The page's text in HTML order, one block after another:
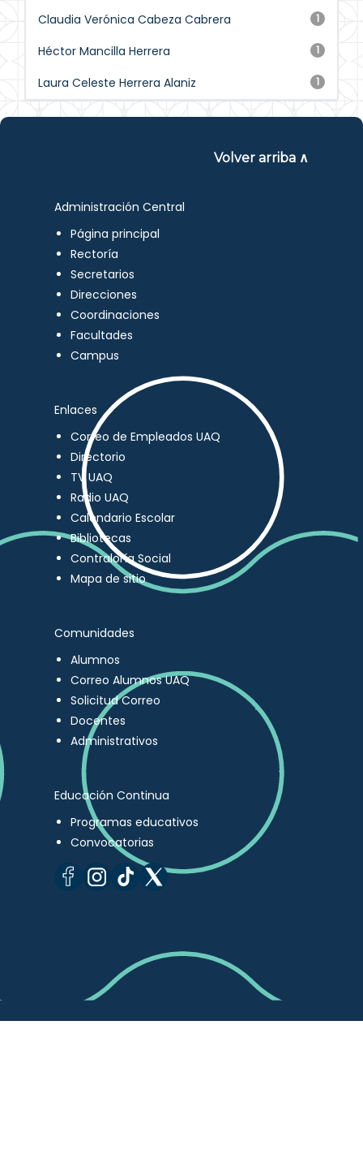
1
Claudia Verónica Cabeza Cabrera
1
Héctor Mancilla Herrera
1
Laura Celeste Herrera Alaniz
Volver arriba ∧
Administración Central
Página principal
Rectoría
Secretarios
Direcciones
Coordinaciones
Facultades
Campus
Enlaces
Correo de Empleados UAQ
Directorio
TV UAQ
Radio UAQ
Calendario Escolar
Bibliotecas
Contraloría Social
Mapa de sitio
Comunidades
Alumnos
Correo Alumnos UAQ
Solicitud Correo
Docentes
Administrativos
Educación Continua
Programas educativos
Convocatorias